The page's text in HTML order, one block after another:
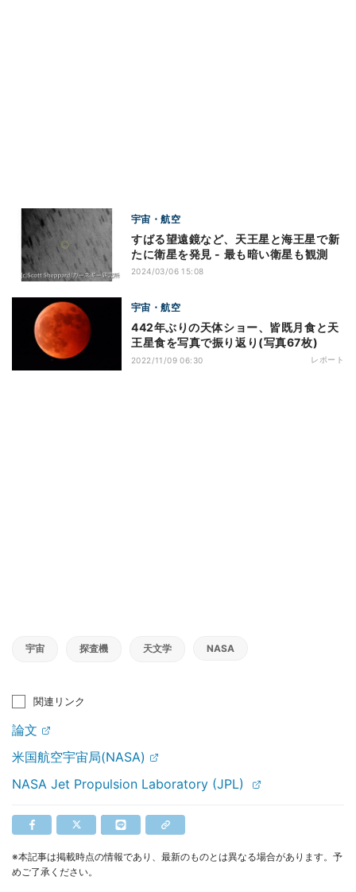
宇宙・航空
すばる望遠鏡など、天王星と海王星で新
たに衛星を発見 - 最も暗い衛星も観測
2024/03/06 15:08
宇宙・航空
442年ぶりの天体ショー、皆既月食と天
王星食を写真で振り返り(写真67枚)
2022/11/09 06:30 レポート
宇宙 探査機 天文学 NASA
関連リンク
論文
米国航空宇宙局(NASA)
NASA Jet Propulsion Laboratory (JPL)
※本記事は掲載時点の情報であり、最新のものとは異なる場合があります。予
めご了承ください。